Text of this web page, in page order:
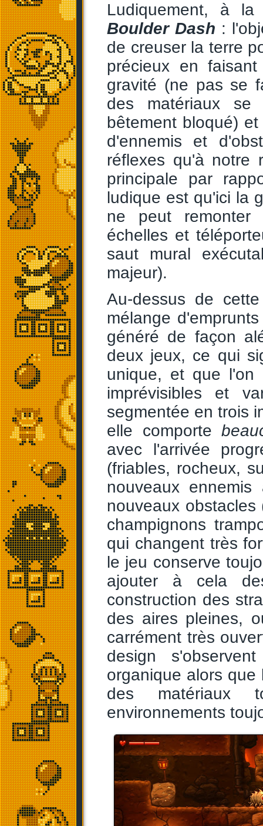
Ludiquement, à
Boulder Dash :
de creuser la terre
précieux en
gravité (ne pas se
des matériaux
bêtement bloqué)
d'ennemis et
réflexes qu'à notre
principale par
ludique est qu'ici la
ne peut
échelles et
saut mural
majeur).
Au-dessus de
mélange
généré de façon
deux jeux, ce qui
unique, et que l'on
imprévisibles et
segmentée en trois
elle comporte
avec l'arrivée
(friables, rocheux,
nouveaux
nouveaux obstacles
champignons
qui changent très
le jeu conserve
ajouter à cela
construction des
des aires pleines,
carrément très
design
organique alors
des matériaux
environnements